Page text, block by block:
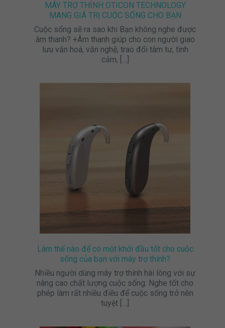
MÁY TRỢ THÍNH OTICON TECHNOLOGY
MANG GIÁ TRỊ CUỘC SỐNG CHO BẠN
Cuộc sống sẽ ra sao khi Bạn không nghe được
âm thanh? +Âm thanh giúp cho con người giao
lưu văn hoá, văn nghệ, trao đổi tâm tư, tình
cảm, […]
Làm thế nào để có một khởi đầu tốt cho cuộc
sống của bạn với máy trợ thính?
Nhiều người dùng máy trợ thính hài lòng với sự
nâng cao chất lượng cuộc sống. Nghe tốt cho
phép làm rất nhiều điều để cuộc sống trở nên
tuyệt […]